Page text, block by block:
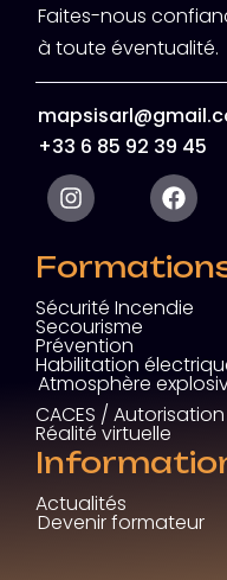
Faites-nous
à toute éventualité.
+33 6 85 92 39 45
Sécurité Incendie
Secourisme
Prévention
Habilitation
Atmosphère
CACES /
Réalité virtuelle
Actualités
Devenir formateur